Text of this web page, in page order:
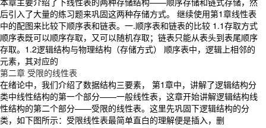
后引入了大量的练习题来巩固这两种存储方式。 继续使用第1章线性表
中的配图来比较下顺序表和链表。一.顺序表和链表的比较 1.1存取方式
顺序表既可以顺序存取，又可以随机存取；链表只能从表头到表尾顺序
存取。1.2逻辑结构与物理结构（存储方式） 顺序表中，逻辑上相邻的
元素，其对应的
第二章 受限的线性表
在绪论中，我们介绍了数据结构三要素， 第1章中，讲解了逻辑结构分
类中线性结构的第一个部分——一般线性表，这章开始讲解逻辑结构线
性结构的第二个部分——受限的线性表。这里先巩固下逻辑结构的分
类，如下图所示：受限线性表最简单直白的理解便是插入，删